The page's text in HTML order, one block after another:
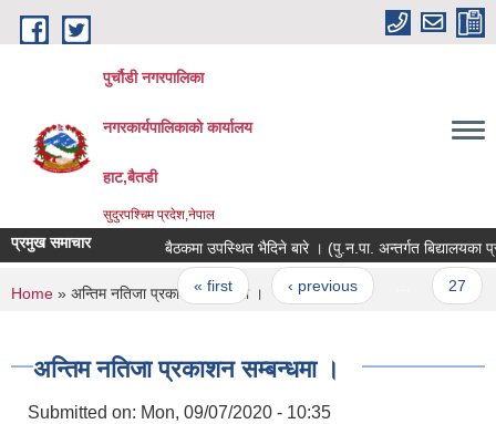
Skip to main content
पुर्चौडी नगरपालिका
नगरकार्यपालिकाकाे कार्यालय
हाट,बैतडी
सुदुरपश्चिम प्रदेश,नेपाल
प्रमुख समाचार बैठकमा उपस्थित भैदिने बारे । (पु‍.न.पा. अन्तर्गत
Pages
« first ‹ previous
You are here
Home » अन्तिम नतिजा प्रकाशन सम्बन्धमा ।
अन्तिम नतिजा प्रकाशन सम्बन्धमा ।
Submitted on: Mon, 09/07/2020 - 10:35